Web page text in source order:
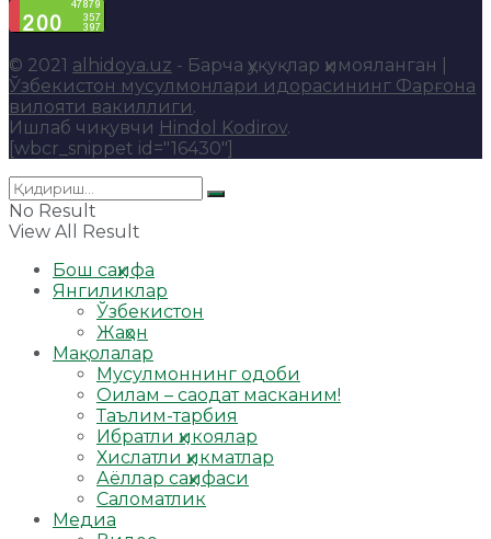
© 2021 alhidoya.uz - Барча ҳуқуқлар ҳимояланган |
Ўзбекистон мусулмонлари идорасининг Фарғона
вилояти вакиллиги.
Ишлаб чиқувчи Hindol Kodirov.
[wbcr_snippet id="16430"]
No Result
View All Result
Бош саҳифа
Янгиликлар
Ўзбекистон
Жаҳон
Мақолалар
Мусулмоннинг одоби
Оилам – саодат масканим!
Таълим-тарбия
Ибратли ҳикоялар
Хислатли ҳикматлар
Аёллар саҳифаси
Саломатлик
Медиа